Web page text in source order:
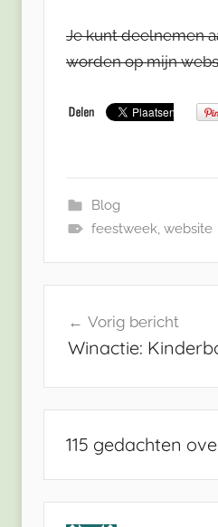
Je kunt deelnemen
worden op mijn
Blog
feestweek, website
navigatie
Vorig bericht
Winactie:
115 gedachten